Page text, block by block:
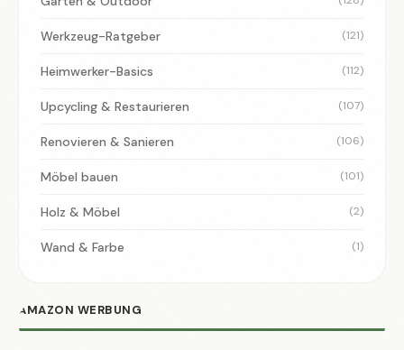
Werkzeug-Ratgeber (121)
Heimwerker-Basics (112)
Upcycling & Restaurieren (107)
Renovieren & Sanieren (106)
Möbel bauen (101)
Holz & Möbel (2)
Wand & Farbe (1)
AMAZON WERBUNG